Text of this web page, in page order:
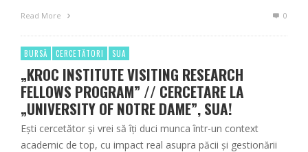
Read More 0
BURSĂ CERCETĂTORI SUA
„KROC INSTITUTE VISITING RESEARCH
FELLOWS PROGRAM” // CERCETARE LA
„UNIVERSITY OF NOTRE DAME”, SUA!
Ești cercetător și vrei să îți duci munca într-un context
academic de top, cu impact real asupra păcii și gestionării